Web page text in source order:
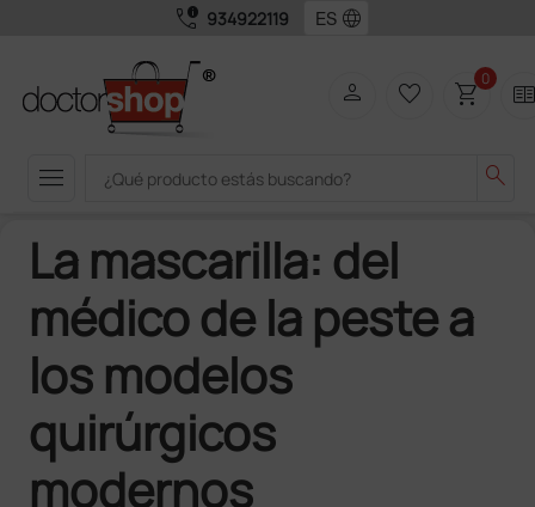
call_quality 934922119 language
menu search
person favorite_border shopping_cart0
La mascarilla: del
médico de la peste a
los modelos
quirúrgicos
modernos